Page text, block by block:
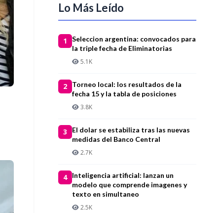
Lo Más Leído
1
Seleccion argentina: convocados para
la triple fecha de Eliminatorias
5.1K
2
Torneo local: los resultados de la
fecha 15 y la tabla de posiciones
3.8K
3
El dolar se estabiliza tras las nuevas
medidas del Banco Central
2.7K
4
Inteligencia artificial: lanzan un
modelo que comprende imagenes y
texto en simultaneo
2.5K